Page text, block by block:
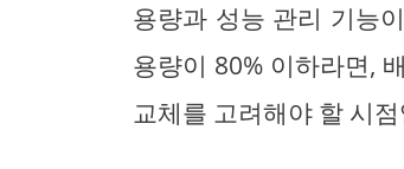
용량과 성능 관리 기능
용량이 80% 이하라면,
교체를 고려해야 할 시